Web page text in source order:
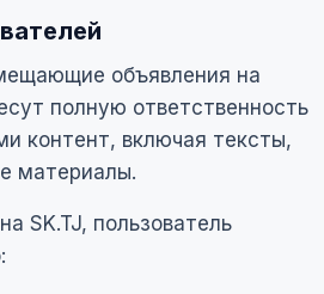
объявления на
полную ответственность
контент, включая тексты,
материалы.
SK.TJ, пользователь